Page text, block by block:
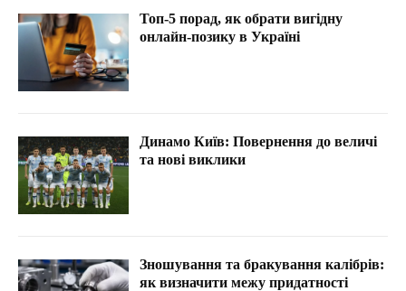
Топ-5 порад, як обрати вигідну
онлайн-позику в Україні
Динамо Київ: Повернення до величі
та нові виклики
Зношування та бракування калібрів:
як визначити межу придатності